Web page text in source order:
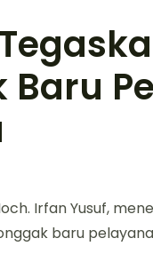
Baru
Irfan Yusuf,
baru